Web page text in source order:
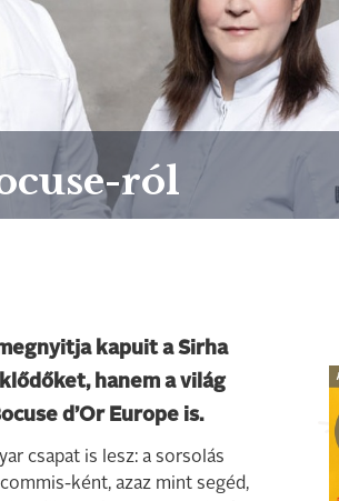
ról
kapuit a Sirha
hanem a világ
d’Or Europe is.
csapat is lesz: a sorsolás
ként, azaz mint segéd,